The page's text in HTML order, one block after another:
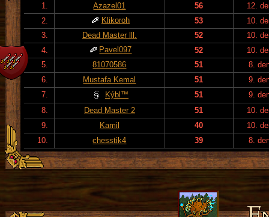
1.
Azazel01 56
12.
2.
Klikoroh 53
10.
3.
Dead Master lll. 52
10.
4.
Pavel097 52
10.
5.
81070586 51
8.
6.
Mustafa Kemal 51
9.
7.
Kýbl™ 51
9.
8.
Dead Master 2 51
10.
9.
Kamil 40
10.
10.
chesstik4 39 8.